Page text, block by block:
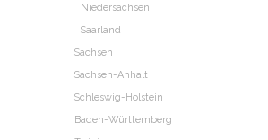
Niedersachsen
Saarland
Sachsen
Sachsen-Anhalt
Schleswig-Holstein
Baden-Württemberg